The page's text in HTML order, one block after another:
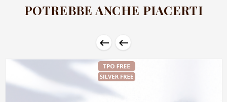
POTREBBE ANCHE PIACERTI
 